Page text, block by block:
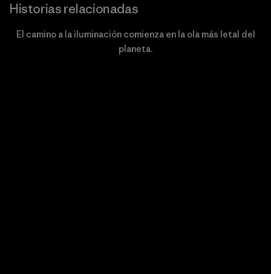
Historias relacionadas
El camino a la iluminación comienza en la ola más letal del
planeta.